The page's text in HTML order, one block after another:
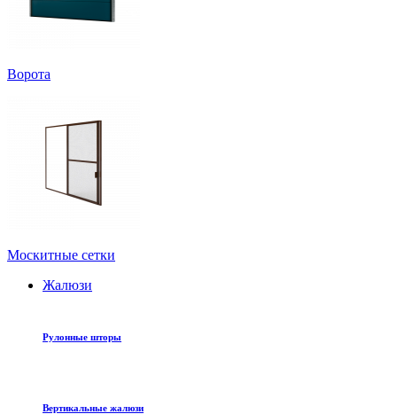
Ворота
Москитные сетки
Жалюзи
Рулонные шторы
Вертикальные жалюзи